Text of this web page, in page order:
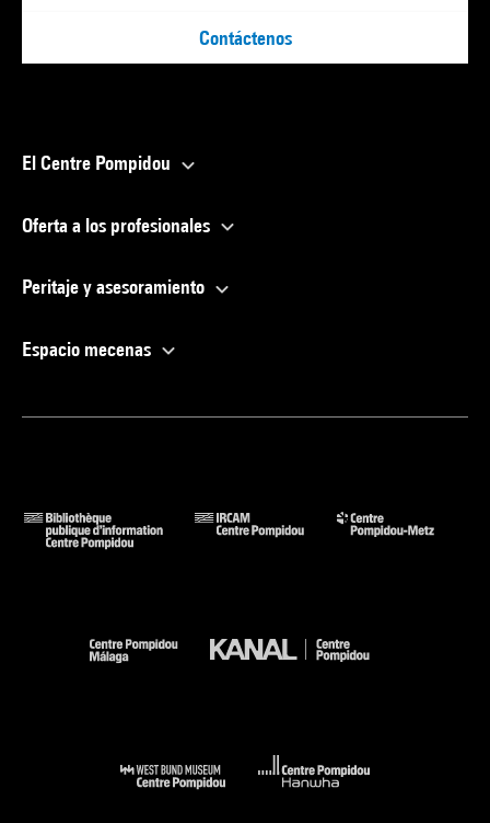
Contáctenos
El Centre Pompidou
Oferta a los profesionales
Peritaje y asesoramiento
Espacio mecenas